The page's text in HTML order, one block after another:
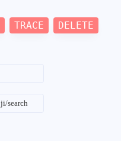
TRACE
DELETE